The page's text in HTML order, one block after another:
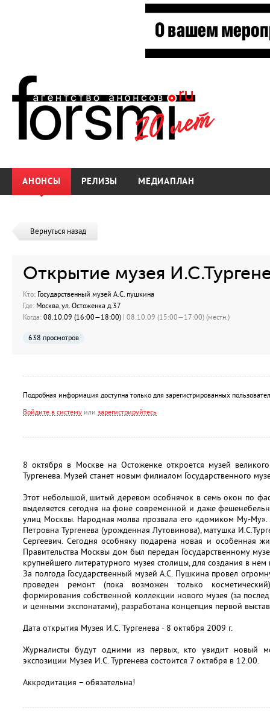
АНОНСЫ РЕЛИЗЫ МЕДИАПЛАН
Вернуться назад
Открытие музея
Кто: Государственный музей А.С. пушкина
Где: Москва, ул. Остоженка д.37
Когда: 08.10.09 (16:00—18:00) | 08.10.09 (15:00—17:00) (местн.)
638 просмотров
Подробная информация доступна только для зарегистрированных
Войдите в систему или зарегистрируйтесь
8 октября в Москве на Остоженке откроется музей
Тургенева. Музей станет новым филиалом Государственного
Этот небольшой, шитый деревом особнячок в семь окон по
выделяется сегодня на фоне современной и даже
улиц Москвы. Народная молва прозвала его «домиком Му-Му».
Петровна Тургенева (урожденная Лутовинова), матушка
Сергеевич. Сегодня особняку подарена новая и особенная
Правительства Москвы дом был передан Государственному
крупнейшего литературного музея столицы, для создания в нем
За полгода Государственный музей А.С. Пушкина провел
проведен ремонт (пока возможен только
формирования собственной коллекции нового музея (за
и ценными экспонатами), разработана концепция первой
Дата открытия Музея И.С. Тургенева - 8 октября 2009 г.
Журналисты будут одними из первых, кто увидит новый
экспозиции Музея И.С. Тургенева состоится 7 октября в 12.00.
Аккредитация – обязательна!